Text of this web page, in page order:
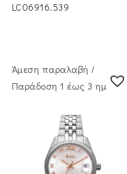
LC06916.539
Άμεση παραλαβή /
Παράδoση 1 έως 3 ημέρες